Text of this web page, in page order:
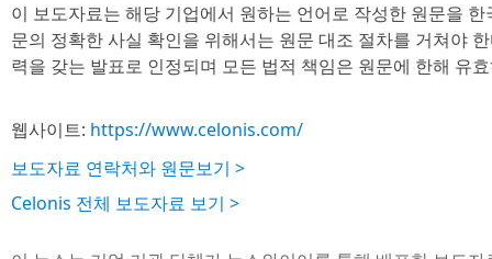
이 보도자료는 해당 기업에서 원하는 언어로 작성한 원문을
문의 정확한 사실 확인을 위해서는 원문 대조 절차를 거쳐야
력을 갖는 발표로 인정되며 모든 법적 책임은 원문에 한해 유
웹사이트: https://www.celonis.com/
보도자료 연락처와 원문보기 >
Celonis 전체 보도자료 보기 >